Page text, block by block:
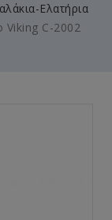
Ελατήρια
Viking C-2002